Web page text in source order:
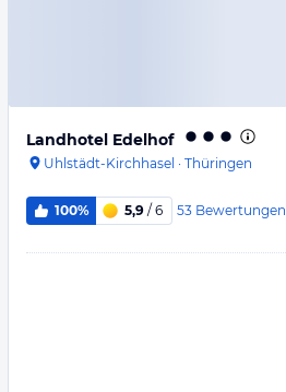
Landhotel Edelhof
Uhlstädt-Kirchhasel · Thüringen
100% 5,9 / 6 53 Bewertungen